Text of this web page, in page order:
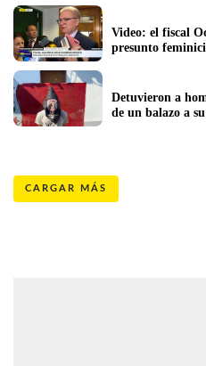
Video: el fiscal
presunto
Detuvieron a
CARGAR MÁS